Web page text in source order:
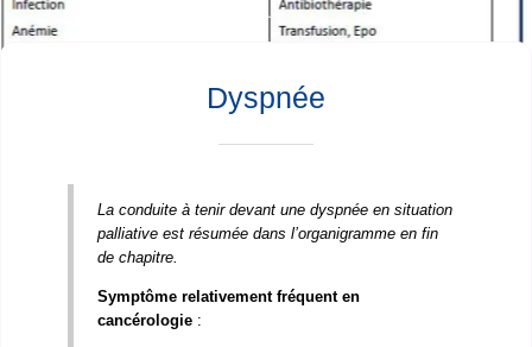
Dyspnée
La conduite à tenir devant une dyspnée en situation
palliative est résumée dans l’organigramme en fin
de chapitre.
Symptôme relativement fréquent en
cancérologie :